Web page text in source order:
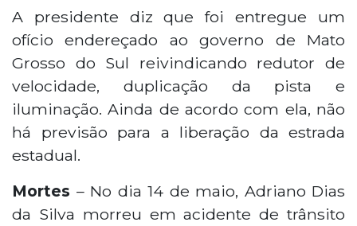
A presidente diz que foi entregue um
ofício endereçado ao governo de Mato
Grosso do Sul reivindicando redutor de
velocidade, duplicação da pista e
iluminação. Ainda de acordo com ela, não
há previsão para a liberação da estrada
estadual.
Mortes – No dia 14 de maio, Adriano Dias
da Silva morreu em acidente de trânsito